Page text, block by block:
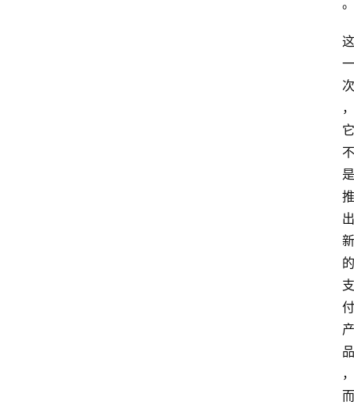
。
这
一
次
，
它
不
是
推
出
新
的
支
付
产
品
，
而